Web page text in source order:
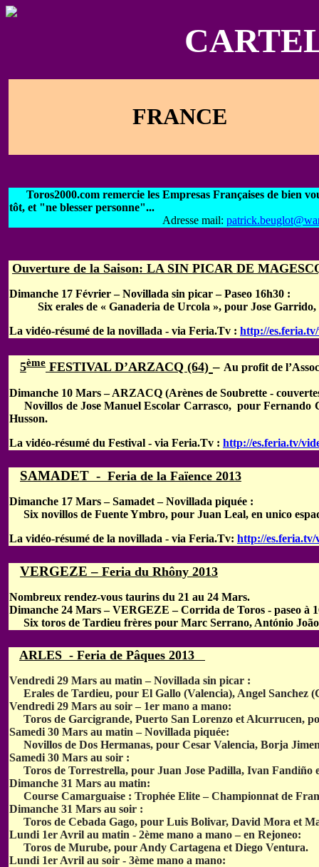
FRANCE
Toros2000.com remercie les Empresas Françaises de bien
tôt, et "ne blesser personne"...
Adresse mail:
Ouverture de la Saison: LA SIN PICAR DE
Dimanche 17 Février – Novillada sin picar – Paseo 16h30 :
Six erales de « Ganaderia de Urcola », pour Jose Garrido,
La vidéo-résumé de la novillada - via Feria.Tv : http://
5ème FESTIVAL D’ARZACQ (64) – Au profit de
Dimanche 10 Mars – ARZACQ (Arènes de Soubrette -
Novillos de Jose Manuel Escolar Carrasco, pour Fernando
Husson.
La vidéo-résumé du Festival - via Feria.Tv : http://es.feria.tv/
SAMADET - Feria de la Faïence 2013
Dimanche 17 Mars – Samadet – Novillada piquée :
Six novillos de Fuente Ymbro, pour Juan Leal, en unico
La vidéo-résumé de la novillada - via Feria.Tv: http://
VERGEZE – Feria du Rhôny 2013
Nombreux rendez-vous taurins du 21 au 24 Mars.
Dimanche 24 Mars – VERGEZE – Corrida de Toros - paseo à
Six toros de Tardieu frères pour Marc Serrano, António
ARLES - Feria de Pâques 2013
Vendredi 29 Mars au matin – Novillada sin picar :
Erales de Tardieu, pour El Gallo (Valencia), Angel Sanchez
Vendredi 29 Mars au soir – 1er mano a mano:
Toros de Garcigrande, Puerto San Lorenzo et Alcurrucen,
Samedi 30 Mars au matin – Novillada piquée:
Novillos de Dos Hermanas, pour Cesar Valencia, Borja
Samedi 30 Mars au soir :
Toros de Torrestrella, pour Juan Jose Padilla, Ivan Fandiño
Dimanche 31 Mars au matin:
Course Camarguaise : Trophée Elite – Championnat de
Dimanche 31 Mars au soir :
Toros de Cebada Gago, pour Luis Bolivar, David Mora et
Lundi 1er Avril au matin - 2ème mano a mano – en Rejoneo:
Toros de Murube, pour Andy Cartagena et Diego Ventura.
Lundi 1er Avril au soir - 3ème mano a mano: